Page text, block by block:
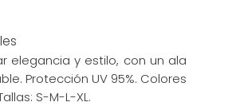
elegancia y estilo, con un ala
Protección UV 95%. Colores
S-M-L-XL.